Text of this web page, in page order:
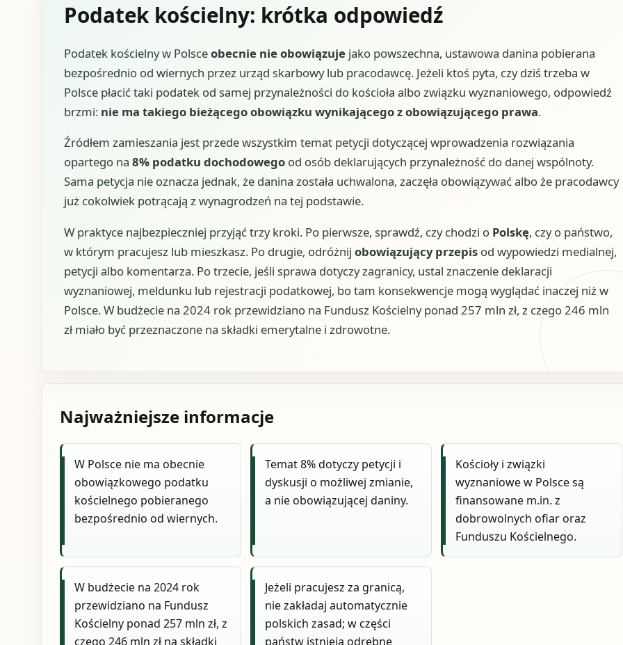
Podatek kościelny: krótka odpowiedź
Podatek kościelny w Polsceobecnie nie obowiązujejako powszechna, ustawowa danina pobierana
bezpośrednio od wiernych przez urząd skarbowy lub pracodawcę. Jeżeli ktoś pyta, czy dziś trzeba w
Polsce płacić taki podatek od samej przynależności do kościoła albo związku wyznaniowego, odpowiedź
brzmi: nie ma takiego bieżącego obowiązku wynikającego z obowiązującego prawa.
Źródłem zamieszania jest przede wszystkim temat petycji dotyczącej wprowadzenia rozwiązania
opartego na 8% podatku dochodowegood osób deklarujących przynależność do danej wspólnoty.
Sama petycja nie oznacza jednak, że danina została uchwalona, zaczęła obowiązywać albo że pracodawcy
już cokolwiek potrącają z wynagrodzeń na tej podstawie.
W praktyce najbezpieczniej przyjąć trzy kroki. Po pierwsze, sprawdź, czy chodzi o Polskę, czy o państwo,
w którym pracujesz lub mieszkasz. Po drugie, odróżnij obowiązujący przepisod wypowiedzi medialnej,
petycji albo komentarza. Po trzecie, jeśli sprawa dotyczy zagranicy, ustal znaczenie deklaracji
wyznaniowej, meldunku lub rejestracji podatkowej, bo tam konsekwencje mogą wyglądać inaczej niż w
Polsce. W budżecie na 2024 rok przewidziano na Fundusz Kościelny ponad 257 mln zł, z czego 246 mln
zł miało być przeznaczone na składki emerytalne i zdrowotne.
Najważniejsze informacje
W Polsce nie ma obecnie
obowiązkowego podatku
kościelnego pobieranego
bezpośrednio od wiernych.
Temat 8% dotyczy petycji i
dyskusji o możliwej zmianie,
a nie obowiązującej daniny.
Kościoły i związki
wyznaniowe w Polsce są
finansowane m.in. z
dobrowolnych ofiar oraz
Funduszu Kościelnego.
W budżecie na 2024 rok
przewidziano na Fundusz
Kościelny ponad 257 mln zł, z
czego 246 mln zł na składki
Jeżeli pracujesz za granicą,
nie zakładaj automatycznie
polskich zasad; w części
państw istnieją odrębne